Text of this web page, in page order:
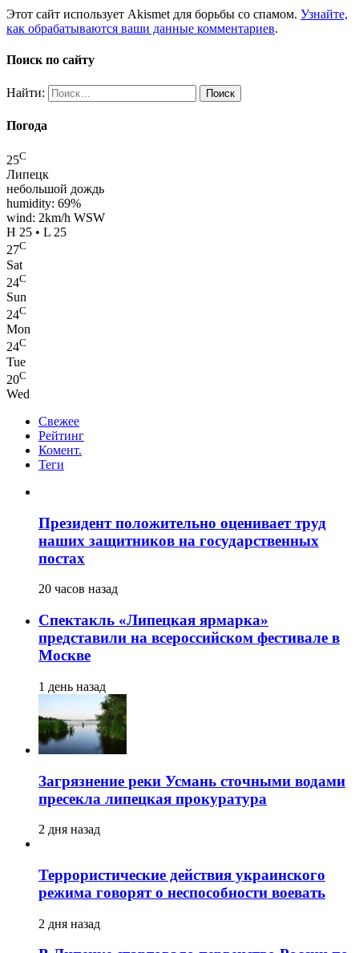
Этот сайт использует Akismet для борьбы со спамом. Узнайте,
как обрабатываются ваши данные комментариев.
Поиск по сайту
Найти:
Погода
25C
Липецк
небольшой дождь
humidity: 69%
wind: 2km/h WSW
H 25 • L 25
27C
Sat
24C
Sun
24C
Mon
24C
Tue
20C
Wed
Свежее
Рейтинг
Комент.
Теги
Президент положительно оценивает труд
наших защитников на государственных
постах
20 часов назад
Спектакль «Липецкая ярмарка»
представили на всероссийском фестивале в
Москве
1 день назад
Загрязнение реки Усмань сточными водами
пресекла липецкая прокуратура
2 дня назад
Террористические действия украинского
режима говорят о неспособности воевать
2 дня назад